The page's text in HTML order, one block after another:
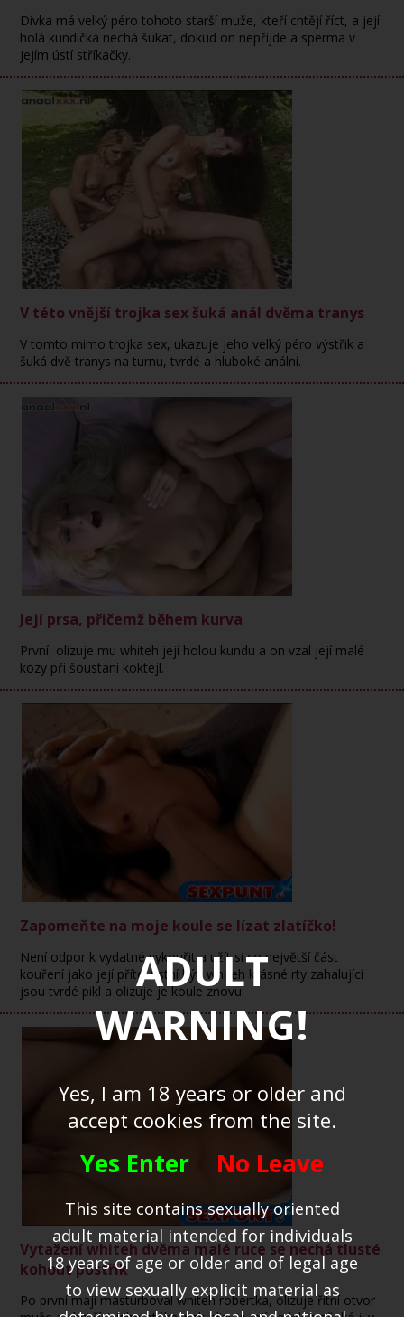
Dívka má velký péro tohoto starší muže, kteří chtějí říct, a její
holá kundička nechá šukat, dokud on nepřijde a sperma v
jejím ústí stříkačky.
V této vnější trojka sex šuká anál dvěma tranys
V tomto mimo trojka sex, ukazuje jeho velký péro výstřik a
šuká dvě tranys na turnu, tvrdé a hluboké anální.
Její prsa, přičemž během kurva
První, olizuje mu whiteh její holou kundu a on vzal její malé
kozy při šoustání koktejl.
Zapomeňte na moje koule se lízat zlatíčko!
Není odpor k vydatné vykouřit a užít si co největší část
kouření jako její přítel ústní být. whiteh krásné rty zahalující
jsou tvrdé pikl a olizuje je koule znovu.
Vytažení whiteh dvěma malé ruce se nechá tlusté
kohout postřik
Po první mají masturboval whiteh robertka, olizuje řitní otvor
ADULT
WARNING!
Yes, I am 18 years or older and
accept cookies from the site.
Yes Enter No Leave
This site contains sexually oriented
adult material intended for individuals
18 years of age or older and of legal age
to view sexually explicit material as